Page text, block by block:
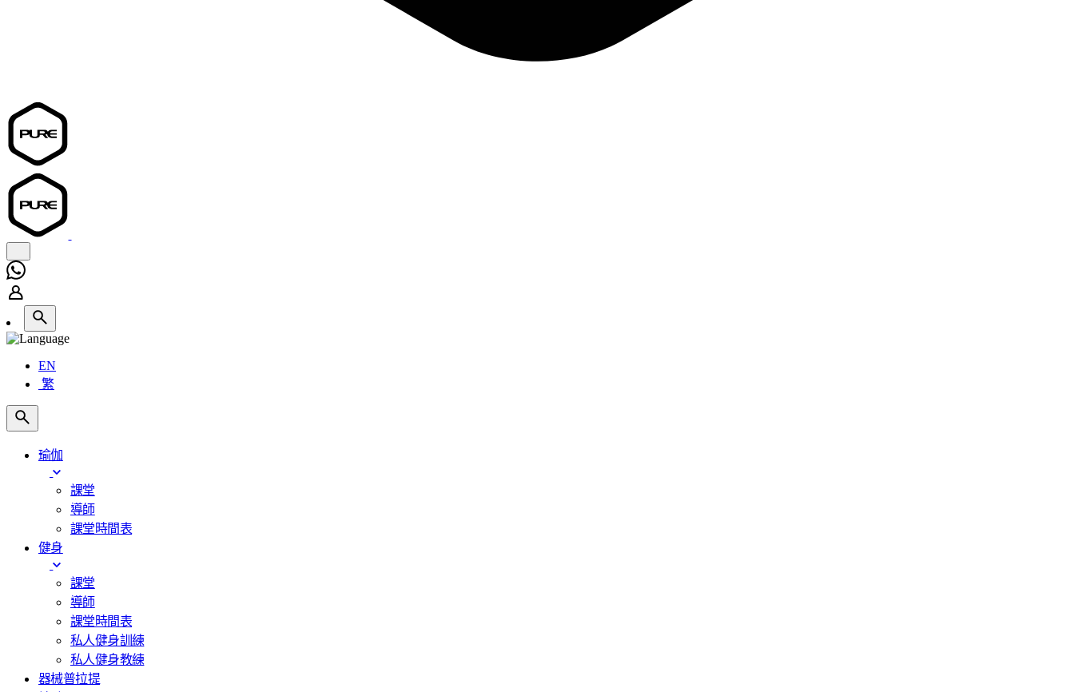
EN
繁
瑜伽
課堂
導師
課堂時間表
健身
課堂
導師
課堂時間表
私人健身訓練
私人健身教練
器械普拉提